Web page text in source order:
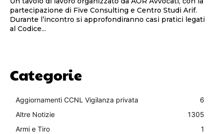
partecipazione di Five Consulting e Centro Studi Arif.
Durante l’incontro si approfondiranno casi pratici legati
al Codice...
Categorie
Aggiornamenti CCNL Vigilanza privata
6
Altre Notizie
1305
Armi e Tiro
1